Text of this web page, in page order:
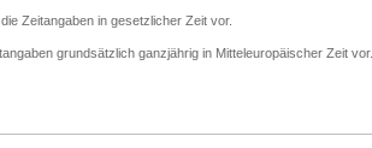
Zeitangaben in gesetzlicher Zeit vor.
grundsätzlich ganzjährig in Mitteleuropäischer Zeit vor.